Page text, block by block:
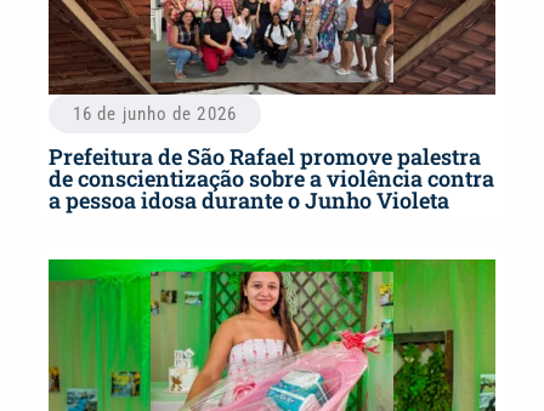
16 de junho de 2026
Prefeitura de São Rafael promove palestra
de conscientização sobre a violência contra
a pessoa idosa durante o Junho Violeta